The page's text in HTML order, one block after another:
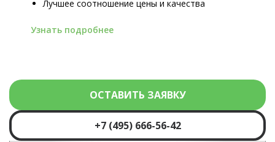
Лучшее соотношение цены и качества
Узнать подробнее
ОСТАВИТЬ ЗАЯВКУ
+7 (495) 666-56-42